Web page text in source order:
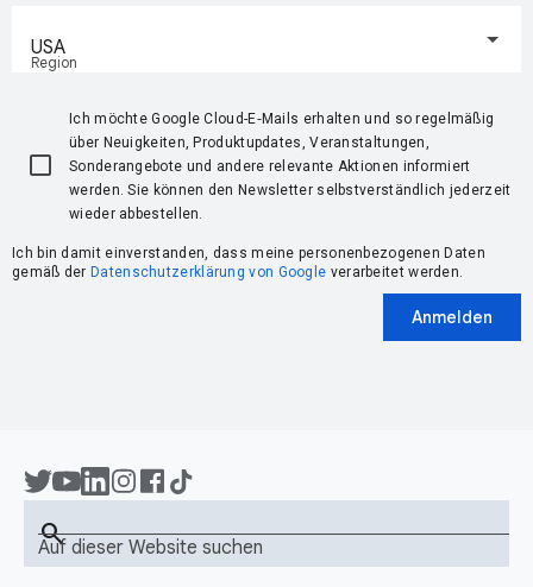
Region
USA
Ich möchte Google Cloud-E‑Mails erhalten und so regelmäßig
über Neuigkeiten, Produktupdates, Veranstaltungen,
Sonderangebote und andere relevante Aktionen informiert
werden. Sie können den Newsletter selbstverständlich jederzeit
wieder abbestellen.
Ich bin damit einverstanden, dass meine personenbezogenen Daten
gemäß der Datenschutzerklärung von Google verarbeitet werden.
Anmelden
Auf dieser Website suchen
search